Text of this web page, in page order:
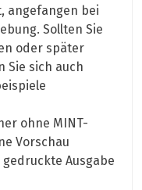
angefangen bei
Sollten Sie
oder später
Sie sich auch
ohne MINT-
Vorschau
Ausgabe